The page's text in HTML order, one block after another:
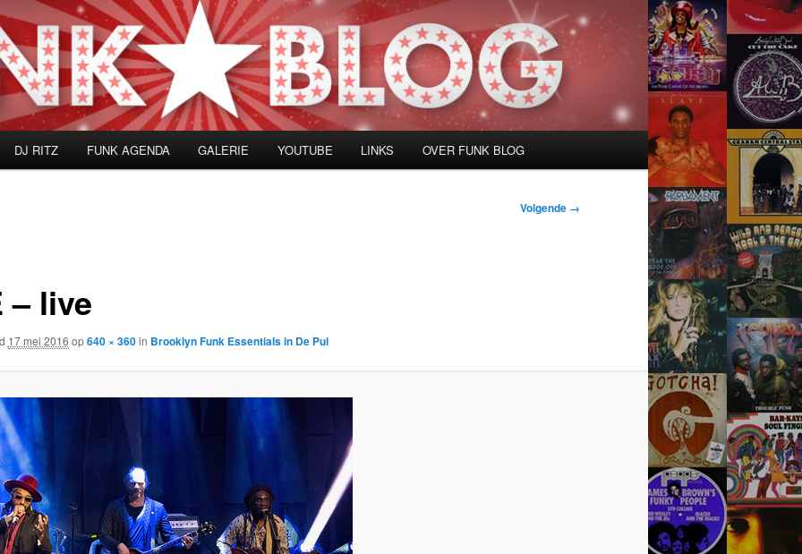
DJ RITZ FUNK AGENDA GALERIE YOUTUBE LINKS OVER FUNK BLOG
Volgende →
– live
17 mei 2016 op640 × 360in Brooklyn Funk Essentials in De Pul